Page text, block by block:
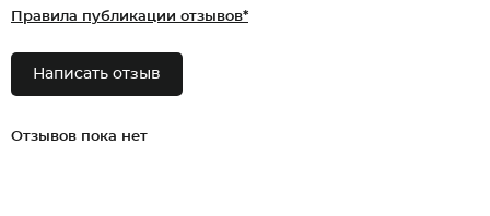
Правила публикации отзывов*
Написать отзыв
Отзывов пока нет